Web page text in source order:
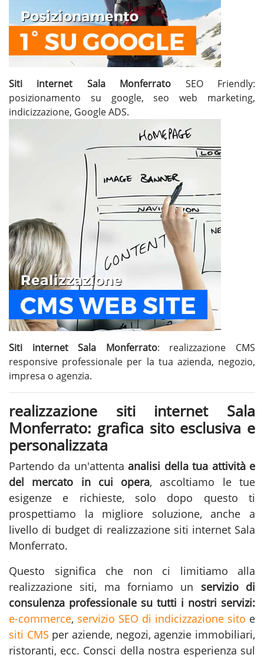
Siti internet Sala Monferrato SEO Friendly:
posizionamento su google, seo web marketing,
indicizzazione, Google ADS.
Siti internet Sala Monferrato: realizzazione CMS
responsive professionale per la tua azienda, negozio,
impresa o agenzia.
realizzazione siti internet Sala
Monferrato: grafica sito esclusiva e
personalizzata
Partendo da un'attentaanalisi della tua attività e
del mercato in cui opera, ascoltiamo le tue
esigenze e richieste, solo dopo questo ti
prospettiamo la migliore soluzione, anche a
livello di budget di realizzazione siti internet Sala
Monferrato.
Questo significa che non ci limitiamo alla
realizzazione siti, ma forniamo un servizio di
consulenza professionale su tutti i nostri servizi:
e-commerce, servizio SEO di indicizzazione sito e
siti CMS per aziende, negozi, agenzie immobiliari,
ristoranti, ecc. Consci della nostra esperienza sul